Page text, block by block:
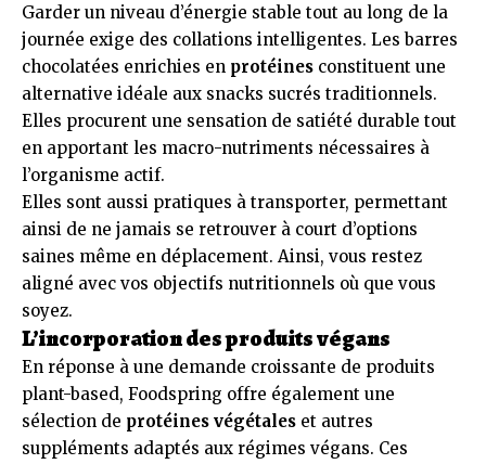
Garder un niveau d’énergie stable tout au long de la
journée exige des collations intelligentes. Les barres
chocolatées enrichies en protéines constituent une
alternative idéale aux snacks sucrés traditionnels.
Elles procurent une sensation de satiété durable tout
en apportant les macro-nutriments nécessaires à
l’organisme actif.
Elles sont aussi pratiques à transporter, permettant
ainsi de ne jamais se retrouver à court d’options
saines même en déplacement. Ainsi, vous restez
aligné avec vos objectifs nutritionnels où que vous
soyez.
L’incorporation des produits végans
En réponse à une demande croissante de produits
plant-based, Foodspring offre également une
sélection de protéines végétales et autres
suppléments adaptés aux régimes végans. Ces